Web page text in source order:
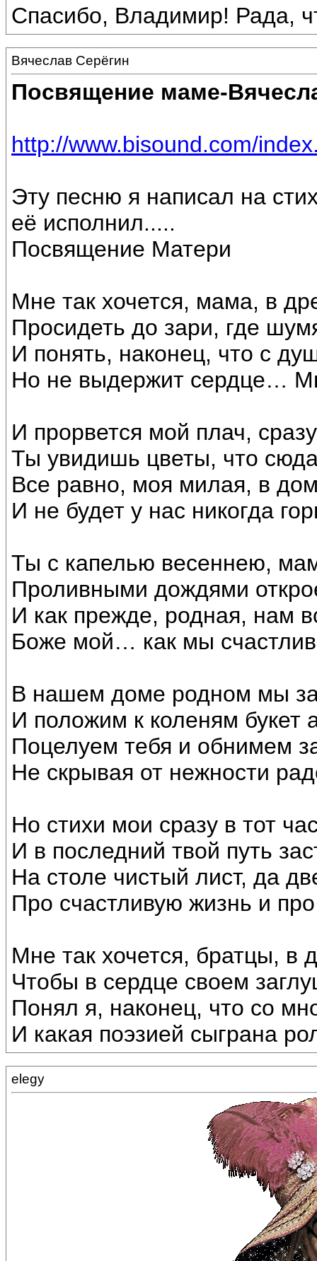
Спасибо, Владимир! Рада,
Вячеслав Серёгин
Посвящение маме-
http://www.bisound.com/
Эту песню я написал на
её исполнил.....
Посвящение Матери
Мне так хочется, мама, в
Просидеть до зари, где
И понять, наконец, что с
Но не выдержит сердце…
И прорвется мой плач,
Ты увидишь цветы, что
Все равно, моя милая, в
И не будет у нас никогда
Ты с капелью весеннею,
Проливными дождями
И как прежде, родная, нам
Боже мой… как мы
В нашем доме родном мы
И положим к коленям букет
Поцелуем тебя и обнимем
Не скрывая от нежности
Но стихи мои сразу в тот
И в последний твой путь
На столе чистый лист, да
Про счастливую жизнь и
Мне так хочется, братцы, в
Чтобы в сердце своем
Понял я, наконец, что со
И какая поэзией сыграна
elegy